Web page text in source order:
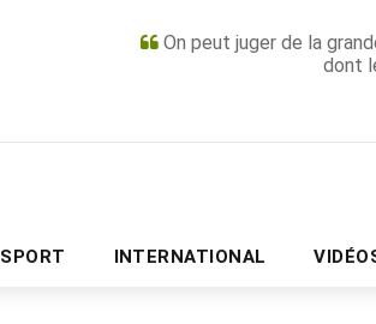
On peut juger de la
dont
SPORT INTERNATIONAL
PUBLICITÉ